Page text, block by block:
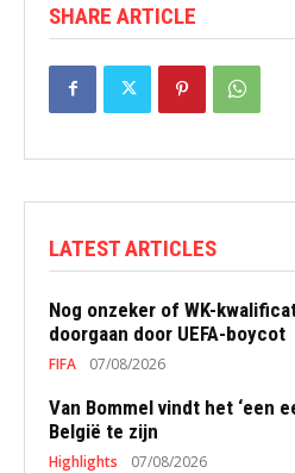
SHARE ARTICLE
LATEST ARTICLES
Nog onzeker of WK-
doorgaan door UEFA-boycot
FIFA 07/08/2026
Van Bommel vindt het ‘een
België te zijn
Highlights 07/08/2026